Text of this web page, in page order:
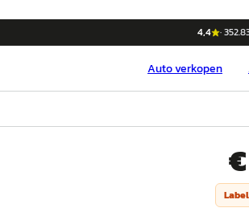
4,4 ·
Autoverkopen
Label